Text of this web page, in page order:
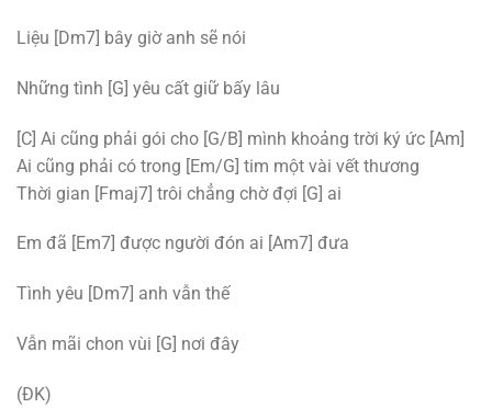
Liệu [Dm7] bây giờ anh sẽ nói
Những tình [G] yêu cất giữ bấy lâu
[C] Ai cũng phải gói cho [G/B] mình khoảng trời ký ức [Am]
Ai cũng phải có trong [Em/G] tim một vài vết thương
Thời gian [Fmaj7] trôi chẳng chờ đợi [G] ai
Em đã [Em7] được người đón ai [Am7] đưa
Tình yêu [Dm7] anh vẫn thế
Vẫn mãi chon vùi [G] nơi đây
(ĐK)